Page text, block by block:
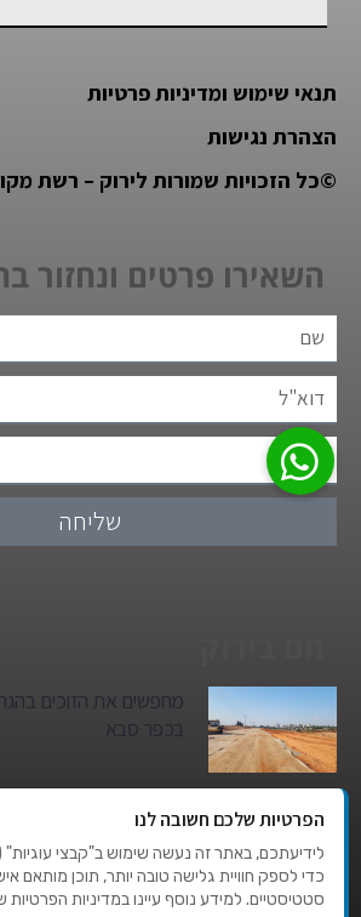
תנאי שימוש ומדיניות פרטיות
הצהרת נגישות
©כל הזכויות שמורות לירוק – רשת
השאירו פרטים ונחזור
שליחה
מחפשים את הזוכים
בכפר סבא
גן הילדים של מרים סיטי
סגירת מעגל היסטורית
הפרטיות שלכם חשובה לנו
כדי לספק חוויית גלישה טובה יותר, תוכן מותאם
סטטיסטיים. למידע נוסף עיינו במדיניות הפרטיות